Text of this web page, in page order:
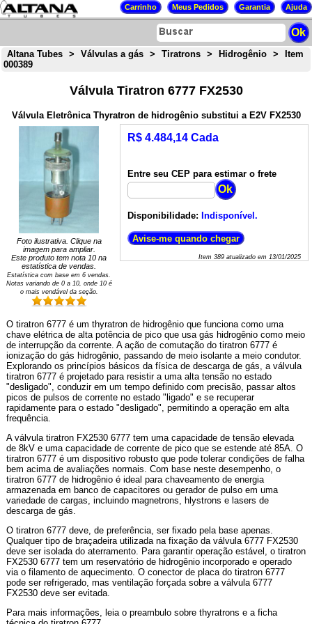
Altana Tubes > Válvulas a gás > Tiratrons > Hidrogênio >
Item
000389
Válvula Tiratron 6777 FX2530
Válvula Eletrônica Thyratron de hidrogênio substitui a E2V FX2530
Foto ilustrativa. Clique na
imagem para ampliar.
Este produto tem nota 10 na
estatística de vendas.
Estatística com base em 6 vendas.
Notas variando de 0a 10, onde 10 é
o mais vendável da seção.
R$ 4.484,14 Cada
Entre seu CEP para estimar o frete
Disponibilidade: Indisponível.
Item 389atualizado em 13/01/2025
O tiratron 6777 é um thyratron de hidrogênio que funciona como uma
chave elétrica de alta potência de pico que usa gás hidrogênio como meio
de interrupção da corrente. A ação de comutação do tiratron 6777 é
ionização do gás hidrogênio, passando de meio isolante a meio condutor.
Explorando os princípios básicos da física de descarga de gás, a válvula
tiratron 6777 é projetado para resistir a uma alta tensão no estado
"desligado", conduzir em um tempo definido com precisão, passar altos
picos de pulsos de corrente no estado "ligado" e se recuperar
rapidamente para o estado "desligado", permitindo a operação em alta
frequência.
A válvula tiratron FX2530 6777 tem uma capacidade de tensão elevada
de 8kV e uma capacidade de corrente de pico que se estende até 85A. O
tiratron 6777 é um dispositivo robusto que pode tolerar condições de falha
bem acima de avaliações normais. Com base neste desempenho, o
tiratron 6777 de hidrogênio é ideal para chaveamento de energia
armazenada em banco de capacitores ou gerador de pulso em uma
variedade de cargas, incluindo magnetrons, hlystrons e lasers de
descarga de gás.
O tiratron 6777 deve, de preferência, ser fixado pela base apenas.
Qualquer tipo de braçadeira utilizada na fixação da válvula 6777 FX2530
deve ser isolada do aterramento. Para garantir operação estável, o tiratron
FX2530 6777 tem um reservatório de hidrogênio incorporado e operado
via o filamento de aquecimento. O conector de placa do tiratron 6777
pode ser refrigerado, mas ventilação forçada sobre a válvula 6777
FX2530 deve ser evitada.
Para mais informações, leia o preambulo sobre thyratrons e a ficha